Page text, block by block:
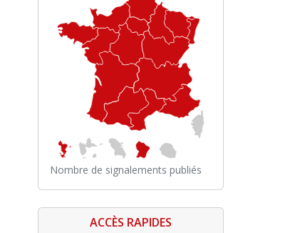
Nombre de signalements publiés
ACCÈS RAPIDES